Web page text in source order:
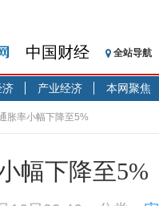
中国财经 全站导航
济 产业经济 本网聚焦
胀率小幅下降至5%
幅下降至5%